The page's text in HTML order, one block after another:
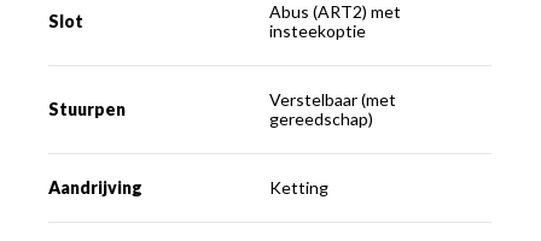
Slot
Abus (ART2) met
insteekoptie
Stuurpen
Verstelbaar (met
gereedschap)
Aandrijving Ketting